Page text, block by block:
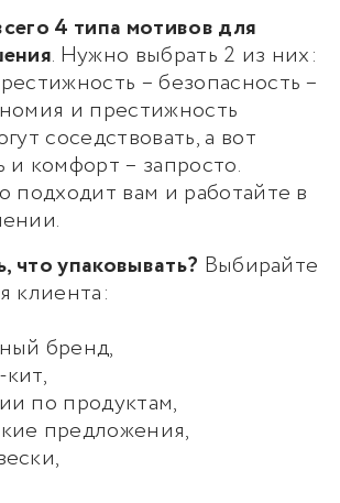
4 типа мотивов для
. Нужно выбрать 2 из них:
– безопасность –
и престижность
соседствовать, а вот
и комфорт – запросто.
подходит вам и работайте в
что упаковывать? Выбирайте
клиента:
бренд,
по продуктам,
предложения,